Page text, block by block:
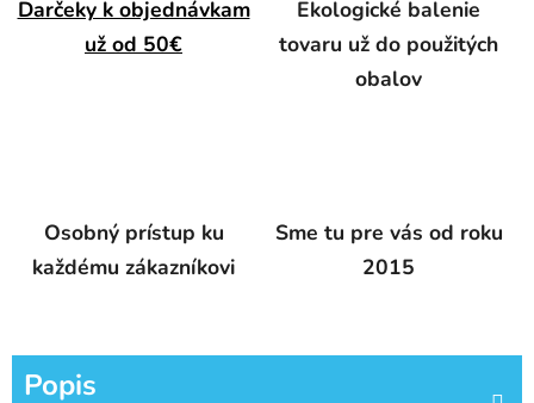
Darčeky k objednávkam
už od 50€
Ekologické balenie
tovaru už do použitých
obalov
Osobný prístup ku
každému zákazníkovi
Sme tu pre vás od roku
2015
Popis